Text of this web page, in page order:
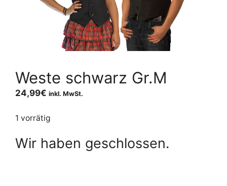
Weste schwarz Gr.M
24,99€ inkl. MwSt.
1 vorrätig
Wir haben geschlossen.